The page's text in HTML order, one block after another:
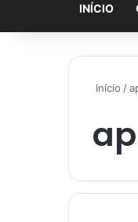
INÍCIO
Início /